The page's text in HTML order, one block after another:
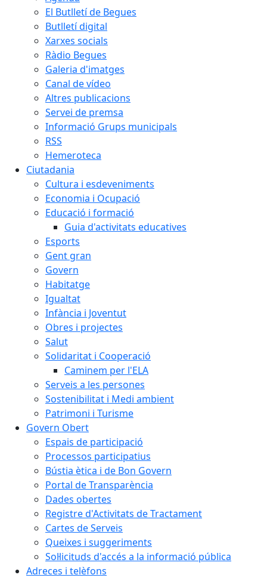
El Butlletí de Begues
Butlletí digital
Xarxes socials
Ràdio Begues
Galeria d'imatges
Canal de vídeo
Altres publicacions
Servei de premsa
Informació Grups municipals
RSS
Hemeroteca
Ciutadania
Cultura i esdeveniments
Economia i Ocupació
Educació i formació
Guia d'activitats educatives
Esports
Gent gran
Govern
Habitatge
Igualtat
Infància i Joventut
Obres i projectes
Salut
Solidaritat i Cooperació
Caminem per l'ELA
Serveis a les persones
Sostenibilitat i Medi ambient
Patrimoni i Turisme
Govern Obert
Espais de participació
Processos participatius
Bústia ètica i de Bon Govern
Portal de Transparència
Dades obertes
Registre d'Activitats de Tractament
Cartes de Serveis
Queixes i suggeriments
Sol·licituds d'accés a la informació pública
Adreces i telèfons